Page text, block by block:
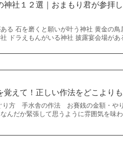
神社１２選｜おまもり君が参拝
る 石を磨くと願いが叶う神社 黄金の鳥
ドラえもんがいる神社 披露宴会場があ
えて！正しい作法をどこよりも
方 手水舎の作法 お賽銭の金額・や
んだか緊張して思うように雰囲気を味